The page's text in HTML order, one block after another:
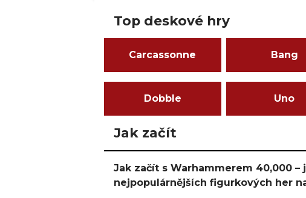
Top deskové hry
Carcassonne Bang
Dobble Uno
Jak začít
Jak začít s Warhammerem 40,000 –
nejpopulárnějších figurkových her